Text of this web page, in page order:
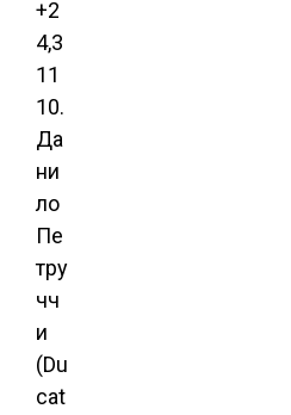
+2
4,3
11
10.
Да
ни
ло
Пе
тру
чч
и
(Du
cat